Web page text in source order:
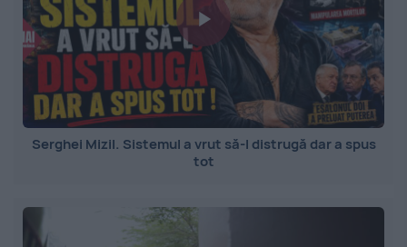
Serghei Mizil. Sistemul a vrut să-l distrugă dar a spus
tot